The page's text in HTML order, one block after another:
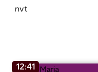
nvt
12:41